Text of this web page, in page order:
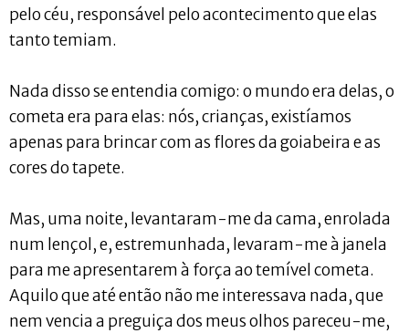
pelo céu, responsável pelo acontecimento que elas
tanto temiam.
Nada disso se entendia comigo: o mundo era delas, o
cometa era para elas: nós, crianças, existíamos
apenas para brincar com as flores da goiabeira e as
cores do tapete.
Mas, uma noite, levantaram-me da cama, enrolada
num lençol, e, estremunhada, levaram-me à janela
para me apresentarem à força ao temível cometa.
Aquilo que até então não me interessava nada, que
nem vencia a preguiça dos meus olhos pareceu-me,